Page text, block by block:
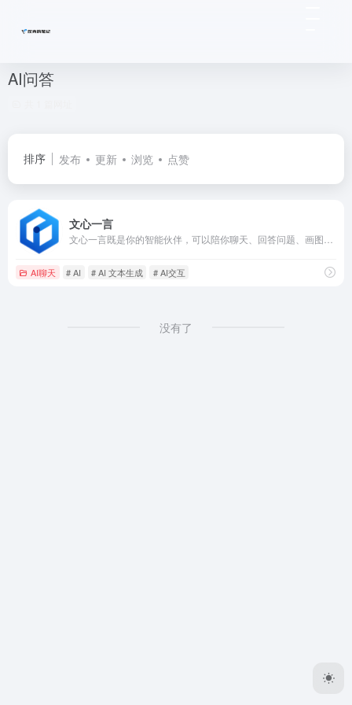
AI问答
排序 发布 更新 浏览 点赞
文心一言
AI聊天 # AI # AI 文本生成 # AI交互
没有了